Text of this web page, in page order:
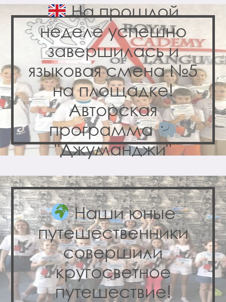
На прошлой
неделе успешно
завершилась и
языковая смена №5
на площадке!
Авторская
программа
"Джуманджи"
Наши юные
путешественники
совершили
кругосветное
путешествие!